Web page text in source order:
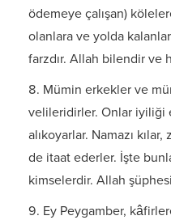
ödemeye çalışan)
olanlara ve yolda
farzdır. Allah bilendir ve
Mümin erkekler ve
velileridirler. Onlar iyiliği
alıkoyarlar. Namazı
de itaat ederler. İşte
kimselerdir. Allah
Ey Peygamber,